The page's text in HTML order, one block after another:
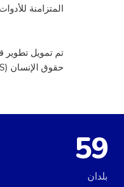
المتزامنة
تم تمويل تطوير
حقوق الإنسان (HURIDOCS).
59
بلدان